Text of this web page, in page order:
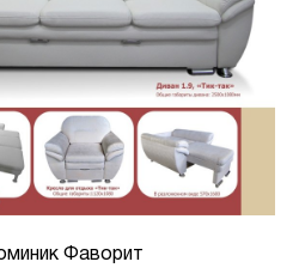
Фаворит